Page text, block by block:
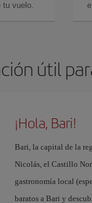
tu vuelo.
útil
¡Hola, Bari!
Bari, la capital de la
Nicolás, el Castillo
gastronomía local
baratos a Bari y